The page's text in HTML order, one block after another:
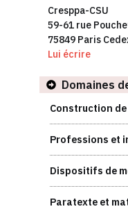
Cresppa-CSU
59-61 rue
75849 Paris
Lui écrire
Domaines
Construction
Professions et
Dispositifs de
Paratexte et